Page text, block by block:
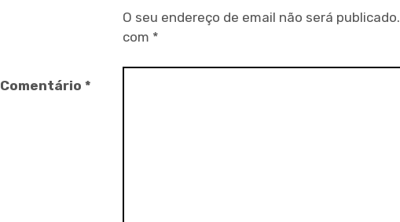
O seu endereço de email não será publicado.
com *
Comentário *